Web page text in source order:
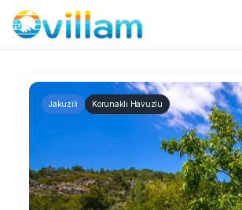
Jakuzili Korunaklı Havuzlu